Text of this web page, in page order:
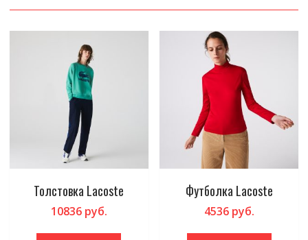
Толстовка Lacoste
10836руб.
Футболка Lacoste
4536руб.